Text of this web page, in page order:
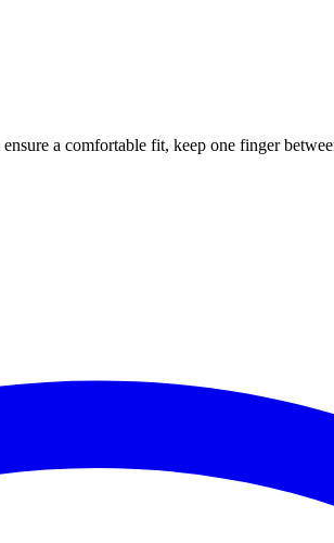
a comfortable fit, keep one finger